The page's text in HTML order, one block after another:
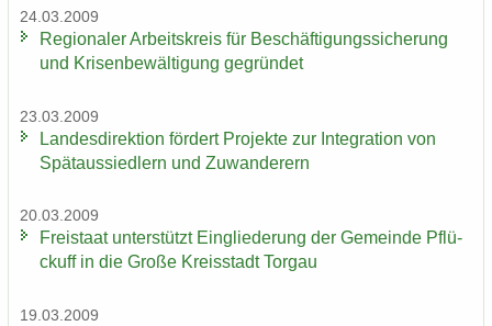
24.03.2009
Re­gio­na­ler Ar­beits­kreis für Be­schäf­ti­gungs­si­che­rung
und Kri­sen­be­wäl­ti­gung ge­grün­det
23.03.2009
Lan­des­di­rek­ti­on för­dert Pro­jek­te zur In­te­gra­ti­on von
Spät­aus­sied­lern und Zu­wan­de­rern
20.03.2009
Frei­staat un­ter­stützt Ein­glie­de­rung der Ge­mein­de Pflü­
ckuff in die Große Kreis­stadt Tor­gau
19.03.2009